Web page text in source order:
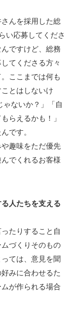
んを採用した総
い応募してくださ
ですけど、総務
てくださる方々
ここまでは何も
とはしないけ
ゃないか？」「自
らえるかも！」
です。
趣味をただ優先
でくれるお客様
人たちを支える
たりすること自
づくりそのもの
ては、意見を聞
みに合わせるた
が作られる場合